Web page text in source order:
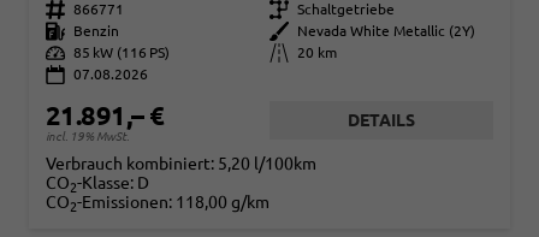
Fahrzeugnr. 866771 Getriebe Schaltgetriebe
Kraftstoff
Benzin Außenfarbe
Nevada White Metallic (2Y)
Leistung 85 kW (116 PS) Kilometerstand
20 km
07.08.2026
21.891,– €
incl. 19% MwSt.
DETAILS
Verbrauch kombiniert: 5,20 l/100km
CO2-Klasse: D
CO2-Emissionen: 118,00 g/km